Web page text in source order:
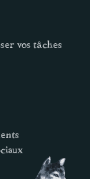
vos tâches